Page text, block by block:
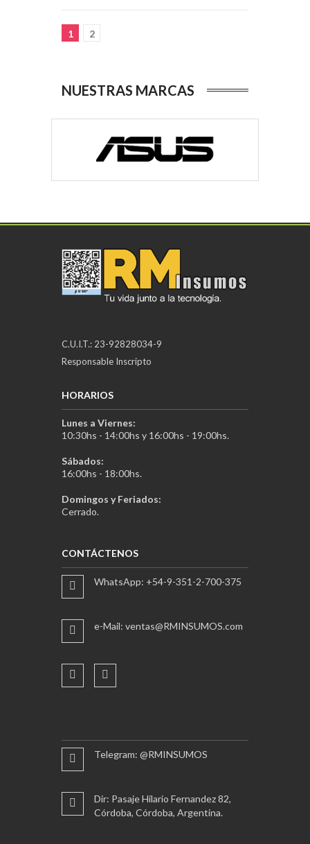
1 2
NUESTRAS MARCAS
C.U.I.T.: 23-92828034-9
Responsable Inscripto
HORARIOS
Lunes a Viernes:
10:30hs - 14:00hs y 16:00hs - 19:00hs.
Sábados:
16:00hs - 18:00hs.
Domingos y Feriados:
Cerrado.
CONTÁCTENOS
WhatsApp: +54-9-351-2-700-375
e-Mail: ventas@RMINSUMOS.com
Telegram: @RMINSUMOS
Dir: Pasaje Hilario Fernandez 82,
Córdoba, Córdoba, Argentina.